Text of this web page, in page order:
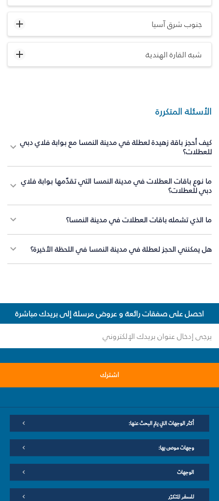
جنوب شرق آسيا
شبه القارة الهندية
الأسئلة المتكررة
كيف أحجز باقة زهيدة لعطلة في مدينة النمسا مع بوابة فلاي دبي
للعطلات؟
ما نوع باقات العطلات في مدينة النمسا التي تقدّمها بوابة فلاي
دبي للعطلات؟
ما الذي تشمله باقات العطلات في مدينة النمسا؟
هل يمكنني الحجز لعطلة في مدينة النمسا في اللحظة الأخيرة؟
احصل على صفقات رائعة و عروض مرسلة إلى بريدك مباشرة
اشترك
أكثر الوجهات التي يتم البحث عنها:
وجهات موصى بها:
الوجهات
للسفر المتكرّر